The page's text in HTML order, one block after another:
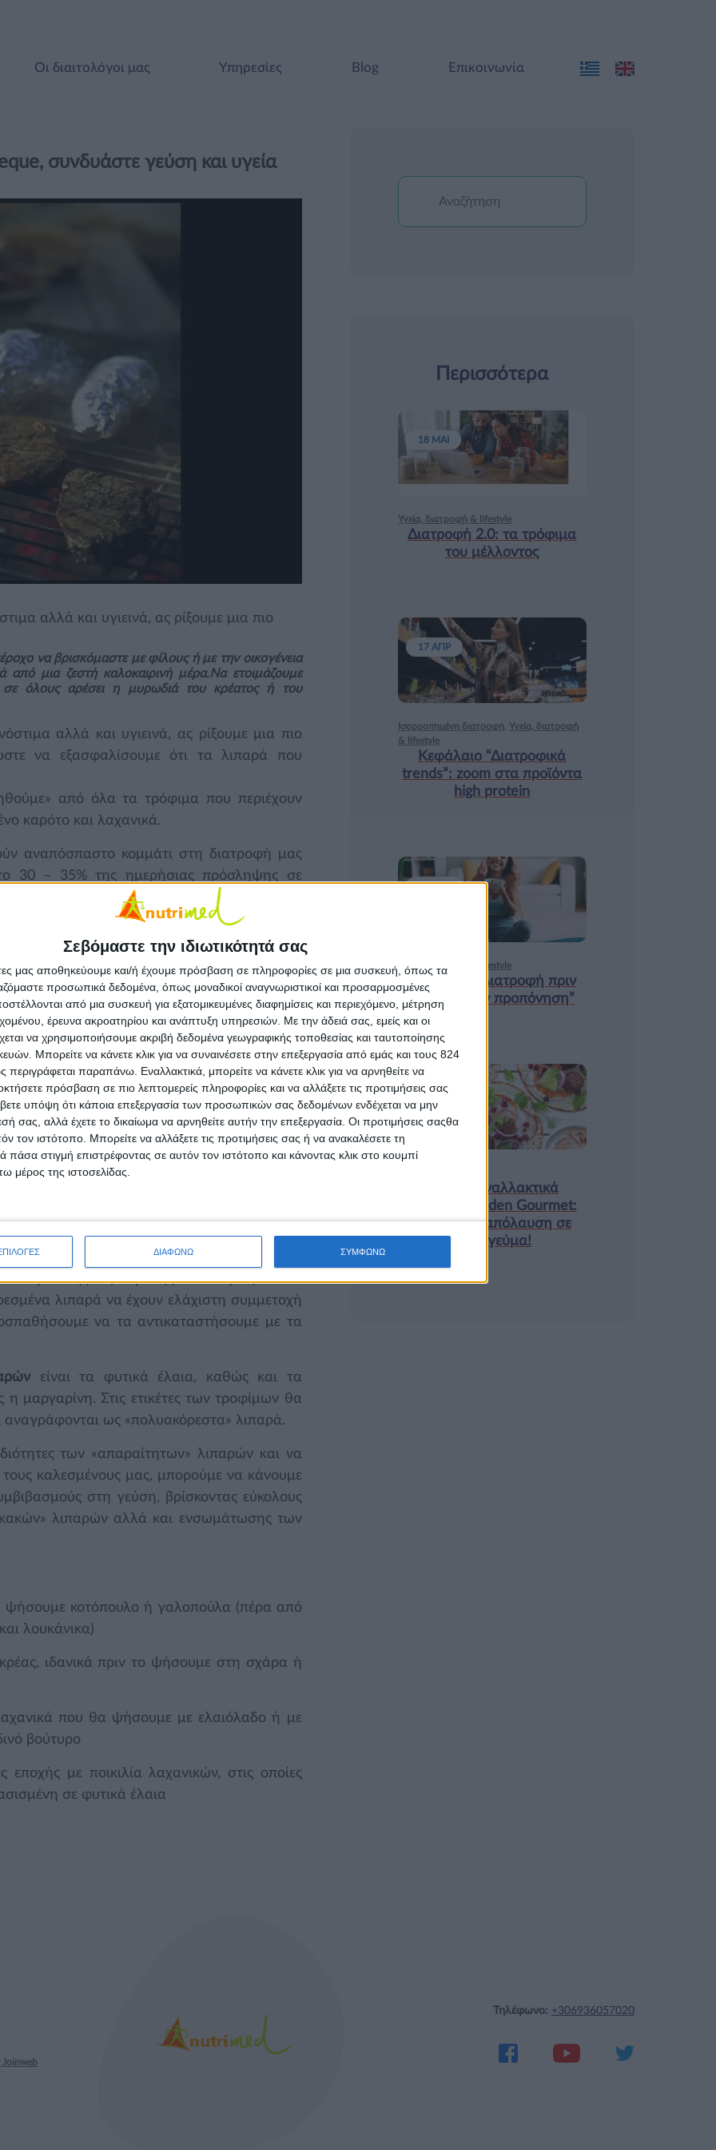
Σεβόμαστε την ιδιωτικότητά σας
μας αποθηκεύουμε και/ή έχουμε πρόσβαση σε πληροφορίες σε μια συσκευή, όπως τα
προσωπικά δεδομένα, όπως μοναδικοί αναγνωριστικοί και προσαρμοσμένες
από μια συσκευή για εξατομικευμένες διαφημίσεις και περιεχόμενο, μέτρηση
έρευνα ακροατηρίου και ανάπτυξη υπηρεσιών. Με την άδειά σας, εμείς και οι
να χρησιμοποιήσουμε ακριβή δεδομένα γεωγραφικής τοποθεσίας και ταυτοποίησης
Μπορείτε να κάνετε κλικ για να συναινέσετε στην επεξεργασία από εμάς και τους 824
παραπάνω. Εναλλακτικά, μπορείτε να κάνετε κλικ για να αρνηθείτε να
πρόσβαση σε πιο λεπτομερείς πληροφορίες και να αλλάξετε τις προτιμήσεις σας
υπόψη ότι κάποια επεξεργασία των προσωπικών σας δεδομένων ενδέχεται να μην
σας, αλλά έχετε το δικαίωμα να αρνηθείτε αυτήν την επεξεργασία. Οι προτιμήσεις σαςθα
τον ιστότοπο. Μπορείτε να αλλάξετε τις προτιμήσεις σας ή να ανακαλέσετε τη
στιγμή επιστρέφοντας σε αυτόν τον ιστότοπο και κάνοντας κλικ στο κουμπί
μέρος της ιστοσελίδας.
ΔΙΑΦΩΝΩ ΣΥΜΦΩΝΩ
Οι διαιτολόγοι μας Υπηρεσίες Blog Επικοινωνία
συνδυάστε γεύση και υγεία
αλλά και υγιεινά, ας ρίξουμε μια πιο
να βρισκόμαστε με φίλους ή με την οικογένεια
μια ζεστή καλοκαιρινή μέρα.Nα ετοιμάζουμε
όλους αρέσει η μυρωδιά του κρέατος ή του
αλλά και υγιεινά, ας ρίξουμε μια πιο
να εξασφαλίσουμε ότι τα λιπαρά που
από όλα τα τρόφιμα που περιέχουν
καρότο και λαχανικά.
αναπόσπαστο κομμάτι στη διατροφή μας
30 – 35% της ημερήσιας πρόσληψης σε
να λειτουργήσει σωστά.
στο σώμα μας ενέργεια, έτσι και τα
μαλλιών και του δέρματος. Είναι επίσης
αφομοιώσει και να μεταφέρει σημαντικές
πώς μπορούμε να τα εντάξουμε στην
«απαραίτητα» λιπαρά. Πρόκειται για μια πιο
τα οποία βρίσκονται σε τρόφιμα που
βούτυρο ή το μπέικον. «Αυτά τα
το προφίλ της χοληστερίνης μας και να
εμφάνιση καρδιαγγειακών παθήσεων»,
Τμήματος Διατροφής & Επιστημονικής
«Από την άλλη πλευρά τα «απαραίτητα»
ευνοϊκά τα επίπεδα των λιπιδίων,
και ενός υγιεινού τρόπου ζωής. Έτσι,
προσβολής και εγκεφαλικού
λιπαρά να έχουν ελάχιστη συμμετοχή
να τα αντικαταστήσουμε με τα
είναι τα φυτικά έλαια, καθώς και τα
μαργαρίνη. Στις ετικέτες των τροφίμων θα
ως «πολυακόρεστα» λιπαρά.
των «απαραίτητων» λιπαρών και να
τους καλεσμένους μας, μπορούμε να κάνουμε
στη γεύση, βρίσκοντας εύκολους
λιπαρών αλλά και ενσωμάτωσης των
κοτόπουλο ή γαλοπούλα (πέρα από
λουκάνικα)
ιδανικά πριν το ψήσουμε στη σχάρα ή
που θα ψήσουμε με ελαιόλαδο ή με
βούτυρο
με ποικιλία λαχανικών, στις οποίες
σε φυτικά έλαια
Περισσότερα
Υγεία, διατροφή & lifestyle
Διατροφή 2.0: τα τρόφιμα
του μέλλοντος
18 ΜΑΙ
Ισορροπημένη διατροφή, Υγεία, διατροφή
& lifestyle
Κεφάλαιο “Διατροφικά
trends”: zoοm στα προϊόντα
high protein
17 ΑΠΡ
Υγεία, διατροφή & lifestyle
Κεφάλαιο “Διατροφή πριν
και μετά την προπόνηση”
18 ΦΕΒ
Φυτικά Εναλλακτικά
Κρέατος Garden Gourmet:
θρέψη και απόλαυση σε
κάθε γεύμα!
9 ΔΕΚ
Joinweb
Τηλέφωνο: +306936057020